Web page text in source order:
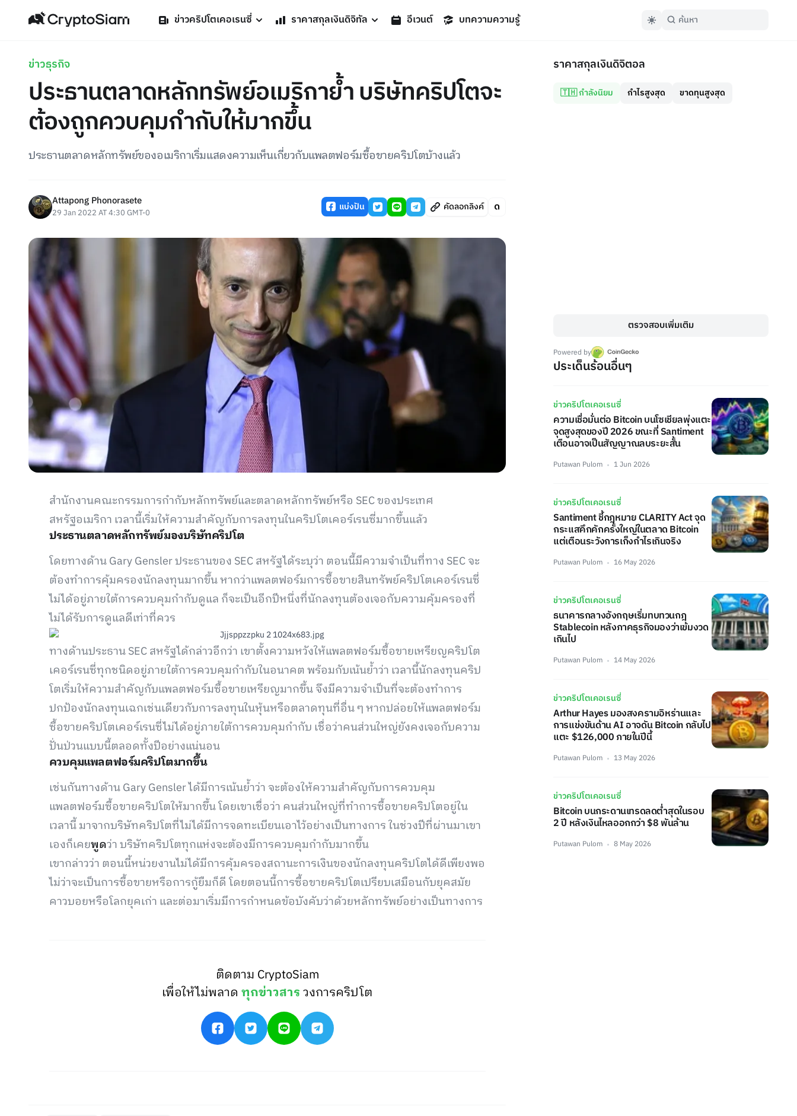
ข่าวคริปโตเคอเรนซี่ ราคาสกุลเงินดิจิทัล อีเวนต์ บทความความรู้
ข่าวธุรกิจ
ประธานตลาดหลักทรัพย์อเมริกาย้ำ บริษัทคริปโตจะ
ต้องถูกควบคุมกำกับให้มากขึ้น
ประธานตลาดหลักทรัพย์ของอเมริกาเริ่มแสดงความเห็นเกี่ยวกับแพลตฟอร์มซื้อขายคริปโตบ้างแล้ว
Attapong Phonorasete
29 Jan 2022 AT 4:30 GMT-0 แบ่งปัน คัดลอกลิงค์
สำนักงานคณะกรรมการกำกับหลักทรัพย์และตลาดหลักทรัพย์หรือ SEC ของประเทศ
สหรัฐอเมริกา เวลานี้เริ่มให้ความสำคัญกับการลงทุนในคริปโตเคอร์เรนซี่มากขึ้นแล้ว
ประธานตลาดหลักทรัพย์มองบริษัทคริปโต
โดยทางด้าน Gary Gensler ประธานของ SEC สหรัฐได้ระบุว่า ตอนนี้มีความจำเป็นที่ทาง SEC จะ
ต้องทำการคุ้มครองนักลงทุนมากขึ้น หากว่าแพลตฟอร์มการซื้อขายสินทรัพย์คริปโตเคอร์เรนซี่
ไม่ได้อยู่ภายใต้การควบคุมกำกับดูแล ก็จะเป็นอีกปีหนึ่งที่นักลงทุนต้องเจอกับความคุ้มครองที่
ไม่ได้รับการดูแลดีเท่าที่ควร
ทางด้านประธาน SEC สหรัฐได้กล่าวอีกว่า เขาตั้งความหวังให้แพลตฟอร์มซื้อขายเหรียญคริปโต
เคอร์เรนซี่ทุกชนิดอยู่ภายใต้การควบคุมกำกับในอนาคต พร้อมกับเน้นย้ำว่า เวลานี้นักลงทุนคริป
โตเริ่มให้ความสำคัญกับแพลตฟอร์มซื้อขายเหรียญมากขึ้น จึงมีความจำเป็นที่จะต้องทำการ
ปกป้องนักลงทุนเฉกเช่นเดียวกับการลงทุนในหุ้นหรือตลาดทุนที่อื่น ๆ หากปล่อยให้แพลตฟอร์ม
ซื้อขายคริปโตเคอร์เรนซี่ไม่ได้อยู่ภายใต้การควบคุมกำกับ เชื่อว่าคนส่วนใหญ่ยังคงเจอกับความ
ปั่นป่วนแบบนี้ตลอดทั้งปีอย่างแน่นอน
ควบคุมแพลตฟอร์มคริปโตมากขึ้น
เช่นกันทางด้าน Gary Gensler ได้มีการเน้นย้ำว่า จะต้องให้ความสำคัญกับการควบคุม
แพลตฟอร์มซื้อขายคริปโตให้มากขึ้น โดยเขาเชื่อว่า คนส่วนใหญ่ที่ทำการซื้อขายคริปโตอยู่ใน
เวลานี้ มาจากบริษัทคริปโตที่ไม่ได้มีการจดทะเบียนเอาไว้อย่างเป็นทางการ ในช่วงปีที่ผ่านมาเขา
เองก็เคยพูดว่า บริษัทคริปโตทุกแห่งจะต้องมีการควบคุมกำกับมากขึ้น
เขากล่าวว่า ตอนนี้หน่วยงานไม่ได้มีการคุ้มครองสถานะการเงินของนักลงทุนคริปโตได้ดีเพียงพอ
ไม่ว่าจะเป็นการซื้อขายหรือการกู้ยืมก็ดี โดยตอนนี้การซื้อขายคริปโตเปรียบเสมือนกับยุคสมัย
คาวบอยหรือโลกยุคเก่า และต่อมาเริ่มมีการกำหนดข้อบังคับว่าด้วยหลักทรัพย์อย่างเป็นทางการ
ติดตาม CryptoSiam
เพื่อให้ไม่พลาดทุกข่าวสารวงการคริปโต
ราคาสกุลเงินดิจิตอล
🇹🇭 กำลังนิยม กำไรสูงสุด ขาดทุนสูงสุด
ตรวจสอบเพิ่มเติม
Powered by
ประเด็นร้อนอื่นๆ
ข่าวคริปโตเคอเรนซี่
ความเชื่อมั่นต่อ Bitcoin บนโซเชียลพุ่งแตะ
จุดสูงสุดของปี 2026 ขณะที่ Santiment
เตือนอาจเป็นสัญญาณลบระยะสั้น
Putawan Pulom 1 Jun 2026
ข่าวคริปโตเคอเรนซี่
Santiment ชี้กฎหมาย CLARITY Act จุด
กระแสคึกคักครั้งใหญ่ในตลาด Bitcoin
แต่เตือนระวังการเก็งกำไรเกินจริง
Putawan Pulom 16 May 2026
ข่าวคริปโตเคอเรนซี่
ธนาคารกลางอังกฤษเริ่มทบทวนกฎ
Stablecoin หลังภาคธุรกิจมองว่าเข้มงวด
เกินไป
Putawan Pulom 14 May 2026
ข่าวคริปโตเคอเรนซี่
Arthur Hayes มองสงครามอิหร่านและ
การแข่งขันด้าน AI อาจดัน Bitcoin กลับไป
แตะ $126,000 ภายในปีนี้
Putawan Pulom 13 May 2026
ข่าวคริปโตเคอเรนซี่
Bitcoin บนกระดานเทรดลดต่ำสุดในรอบ
2 ปี หลังเงินไหลออกกว่า $8 พันล้าน
Putawan Pulom 8 May 2026